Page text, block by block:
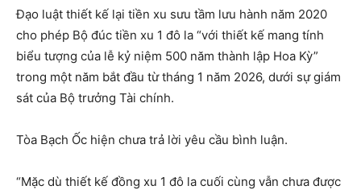
Đạo luật thiết kế lại tiền xu sưu tầm lưu hành năm 2020
cho phép Bộ đúc tiền xu 1 đô la “với thiết kế mang tính
biểu tượng của lễ kỷ niệm 500 năm thành lập Hoa Kỳ”
trong một năm bắt đầu từ tháng 1 năm 2026, dưới sự giám
sát của Bộ trưởng Tài chính.
Tòa Bạch Ốc hiện chưa trả lời yêu cầu bình luận.
“Mặc dù thiết kế đồng xu 1 đô la cuối cùng vẫn chưa được